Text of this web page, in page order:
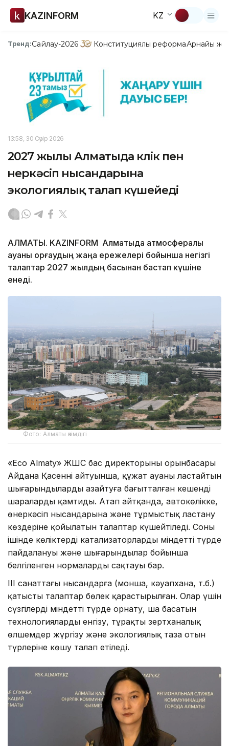
KAZINFORM KZ
Тренд:Сайлау-2026 Конституциялық реформаАрнайы
13:58, 30 Сәуір 2026
2027 жылы Алматыда көлік пен
өнеркәсіп нысандарына
экологиялық талап күшейеді
АЛМАТЫ. KAZINFORM Алматыда атмосфералық
ауаны қорғаудың жаңа ережелері бойынша негізгі
талаптар 2027 жылдың басынан бастап күшіне
енеді.
Фото: Алматы әкімдігі
«Eco Almaty» ЖШС бас директорының орынбасары
Айдана Қасеннің айтуынша, құжат ауаны ластайтын
шығарындыларды азайтуға бағытталған кешенді
шараларды қамтиды. Атап айтқанда, автокөлікке,
өнеркәсіп нысандарына және тұрмыстық ластану
көздеріне қойылатын талаптар күшейтіледі. Соның
ішінде көліктердің катализаторларды міндетті түрде
пайдалануы және шығарындылар бойынша
белгіленген нормаларды сақтауы бар.
III санаттағы нысандарға (монша, кәуапхана, т.б.)
қатысты талаптар бөлек қарастырылған. Олар үшін
сүзгілерді міндетті түрде орнату, шаң басатын
технологияларды енгізу, тұрақты зертханалық
өлшемдер жүргізу және экологиялық таза отын
түрлеріне көшу талап етіледі.